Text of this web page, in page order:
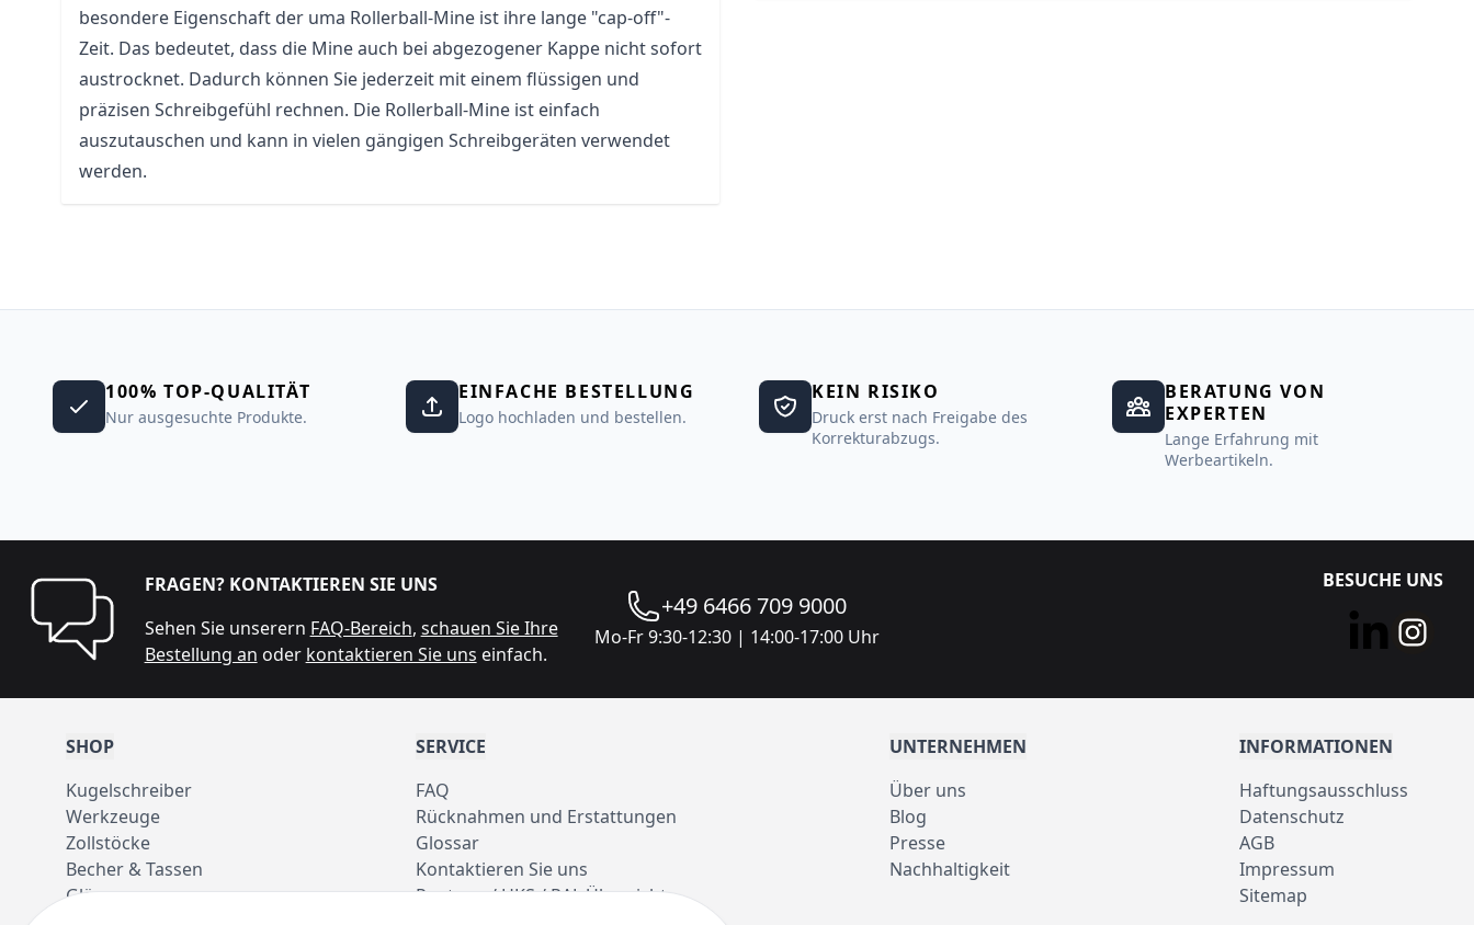
besondere Eigenschaft der uma Rollerball-Mine ist ihre lange "cap-off"-
Zeit. Das bedeutet, dass die Mine auch bei abgezogener Kappe nicht sofort
austrocknet. Dadurch können Sie jederzeit mit einem flüssigen und
präzisen Schreibgefühl rechnen. Die Rollerball-Mine ist einfach
auszutauschen und kann in vielen gängigen Schreibgeräten verwendet
werden.
100% TOP-QUALITÄT
Nur ausgesuchte Produkte.
EINFACHE BESTELLUNG
Logo hochladen und bestellen.
KEIN RISIKO
Druck erst nach Freigabe des
Korrekturabzugs.
BERATUNG VON
EXPERTEN
Lange Erfahrung mit
Werbeartikeln.
FRAGEN? KONTAKTIEREN SIE UNS
Sehen Sie unserern FAQ-Bereich, schauen Sie Ihre
Bestellung an oder kontaktieren Sie uns einfach.
+49 6466 709 9000
Mo-Fr 9:30-12:30 | 14:00-17:00 Uhr
BESUCHE UNS
SHOP
Kugelschreiber
Werkzeuge
Zollstöcke
Becher & Tassen
Gläser
SERVICE
FAQ
Rücknahmen und Erstattungen
Glossar
Kontaktieren Sie uns
Pantone / HKS / RAL Übersicht
UNTERNEHMEN
Über uns
Blog
Presse
Nachhaltigkeit
INFORMATIONEN
Haftungsausschluss
Datenschutz
AGB
Impressum
Sitemap